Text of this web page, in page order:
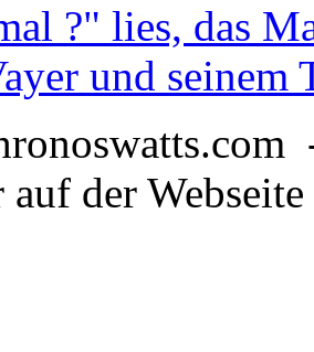
?" lies, das
und seinem
auf der